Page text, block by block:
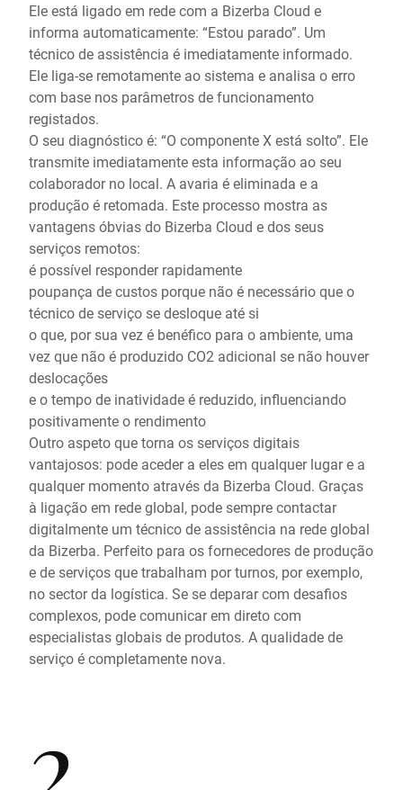
Ele está ligado em rede com a Bizerba Cloud e
informa automaticamente: “Estou parado”. Um
técnico de assistência é imediatamente informado.
Ele liga-se remotamente ao sistema e analisa o erro
com base nos parâmetros de funcionamento
registados.
O seu diagnóstico é: “O componente X está solto”. Ele
transmite imediatamente esta informação ao seu
colaborador no local. A avaria é eliminada e a
produção é retomada. Este processo mostra as
vantagens óbvias do Bizerba Cloud e dos seus
serviços remotos:
é possível responder rapidamente
poupança de custos porque não é necessário que o
técnico de serviço se desloque até si
o que, por sua vez é benéfico para o ambiente, uma
vez que não é produzido CO2 adicional se não houver
deslocações
e o tempo de inatividade é reduzido, influenciando
positivamente o rendimento
Outro aspeto que torna os serviços digitais
vantajosos: pode aceder a eles em qualquer lugar e a
qualquer momento através da Bizerba Cloud. Graças
à ligação em rede global, pode sempre contactar
digitalmente um técnico de assistência na rede global
da Bizerba. Perfeito para os fornecedores de produção
e de serviços que trabalham por turnos, por exemplo,
no sector da logística. Se se deparar com desafios
complexos, pode comunicar em direto com
especialistas globais de produtos. A qualidade de
serviço é completamente nova.
2